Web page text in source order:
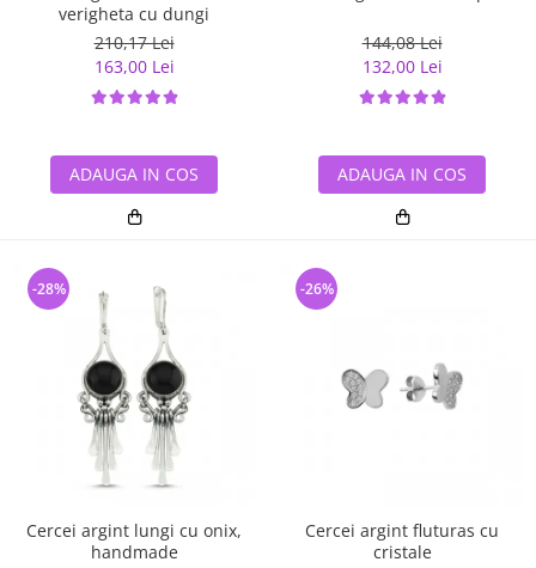
verigheta cu dungi
210,17 Lei
163,00 Lei
ADAUGA IN COS
144,08 Lei
132,00 Lei
ADAUGA IN COS
Cercei argint lungi cu onix,
handmade
-28%
Cercei argint fluturas cu
cristale
-26%